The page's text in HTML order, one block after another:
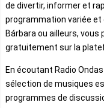
de divertir, informer et
programmation variée et
Bárbara ou ailleurs,
gratuitement sur la
En écoutant Radio
sélection de musiques
programmes de